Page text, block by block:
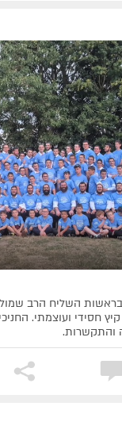
בראשות השליח הרב
והתקשרות.